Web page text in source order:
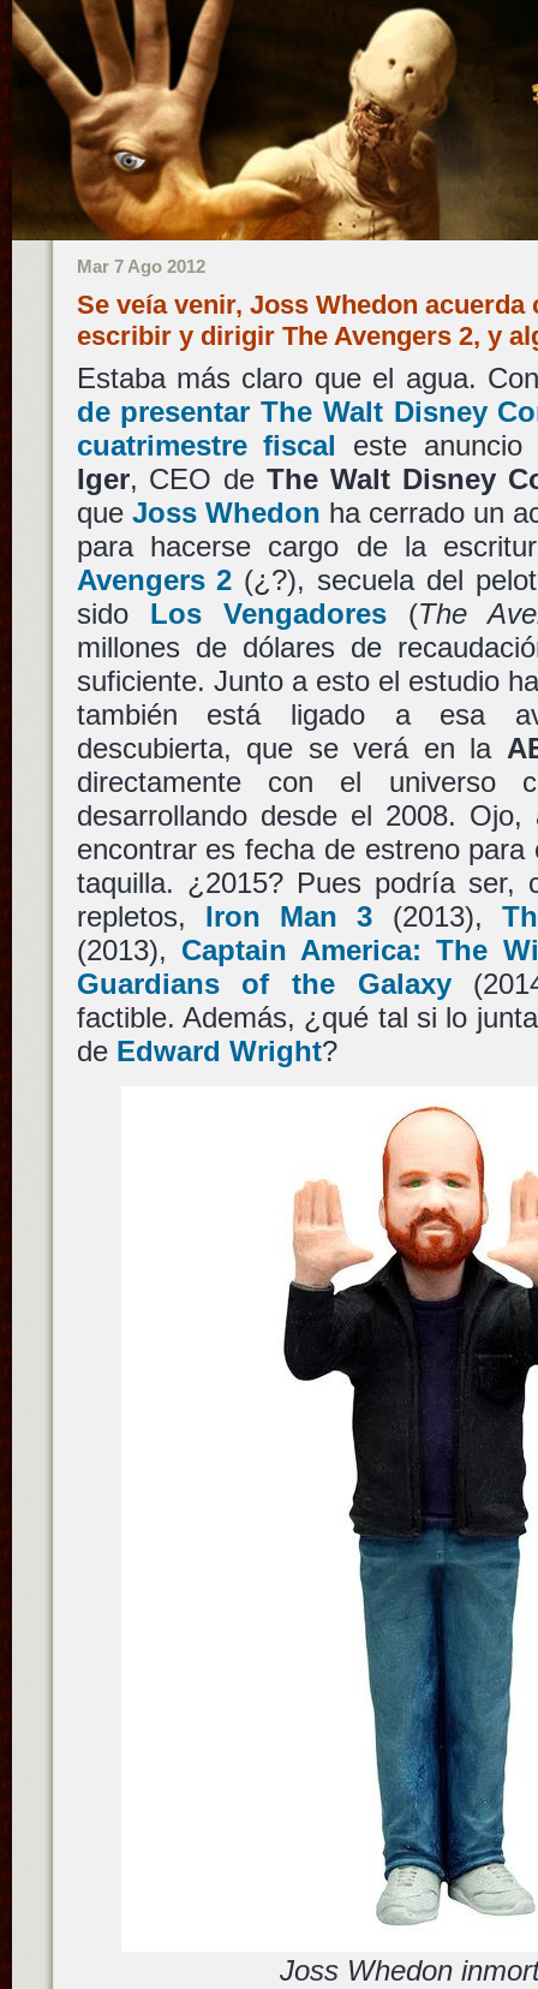
Mar 7 Ago 2012
Se veía venir, Joss Whedon acuerda
escribir y dirigir The Avengers 2, y
Estaba más claro que el agua.
de presentar The Walt Disney
cuatrimestre fiscal este
Iger, CEO deThe Walt Disney
que Joss Whedon ha cerrado un
para hacerse cargo de la
Avengers 2 (¿?), secuela del
sido Los Vengadores(The
millones de dólares de
suficiente. Junto a esto el estudio
también está ligado a esa
descubierta, que se verá en la
directamente con el universo
desarrollando desde el 2008.
encontrar es fecha de estreno
taquilla. ¿2015? Pues podría ser,
repletos, Iron Man 3 (2013),
(2013), Captain America: The
Guardians of the Galaxy
factible. Además, ¿qué tal si lo
de Edward Wright?
Joss Whedon